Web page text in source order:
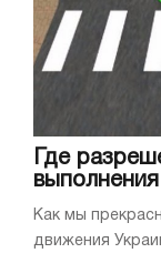
Где
Как мы
движения